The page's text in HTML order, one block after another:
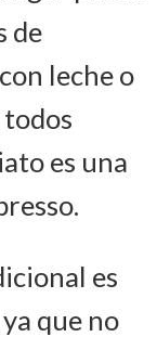
de
leche o
es una
es
que no